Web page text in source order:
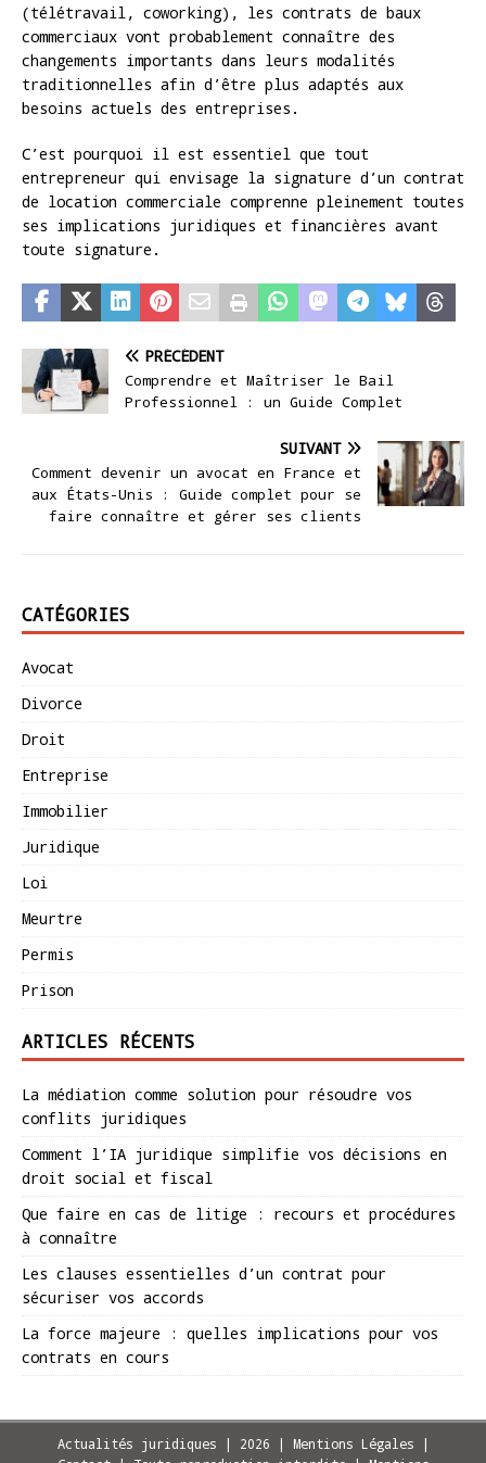
(télétravail, coworking), les contrats de baux
commerciaux vont probablement connaître des
changements importants dans leurs modalités
traditionnelles afin d’être plus adaptés aux
besoins actuels des entreprises.
C’est pourquoi il est essentiel que tout
entrepreneur qui envisage la signature d’un contrat
de location commerciale comprenne pleinement toutes
ses implications juridiques et financières avant
toute signature.
PRÉCÉDENT
Comprendre et Maîtriser le Bail
Professionnel : un Guide Complet
SUIVANT
Comment devenir un avocat en France et
aux États-Unis : Guide complet pour se
faire connaître et gérer ses clients
CATÉGORIES
Avocat
Divorce
Droit
Entreprise
Immobilier
Juridique
Loi
Meurtre
Permis
Prison
ARTICLES RÉCENTS
La médiation comme solution pour résoudre vos
conflits juridiques
Comment l’IA juridique simplifie vos décisions en
droit social et fiscal
Que faire en cas de litige : recours et procédures
à connaître
Les clauses essentielles d’un contrat pour
sécuriser vos accords
La force majeure : quelles implications pour vos
contrats en cours
Actualités juridiques | 2026 | Mentions Légales |